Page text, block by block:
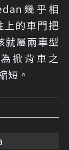
幾乎相
上的車門把
就屬兩車型
掀背車之
短。